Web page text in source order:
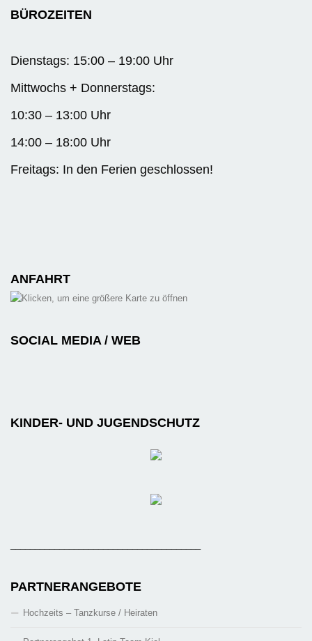
BÜROZEITEN
Dienstags: 15:00 – 19:00 Uhr
Mittwochs + Donnerstags:
10:30 – 13:00 Uhr
14:00 – 18:00 Uhr
Freitags: In den Ferien geschlossen!
ANFAHRT
SOCIAL MEDIA / WEB
KINDER- UND JUGENDSCHUTZ
PARTNERANGEBOTE
Hochzeits – Tanzkurse / Heiraten